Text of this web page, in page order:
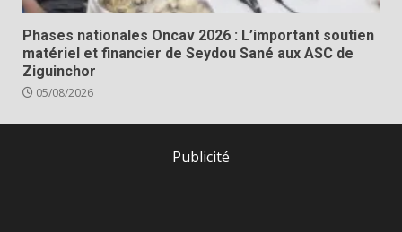
Phases nationales Oncav 2026 : L’important soutien
matériel et financier de Seydou Sané aux ASC de
Ziguinchor
05/08/2026
Publicité